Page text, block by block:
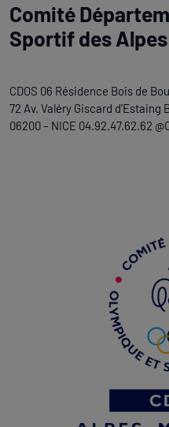
Comité
Sportif des
CDOS 06 Résidence Bois de
72 Av. Valéry Giscard d’Estaing
06200 – NICE 04.92.47.62.62